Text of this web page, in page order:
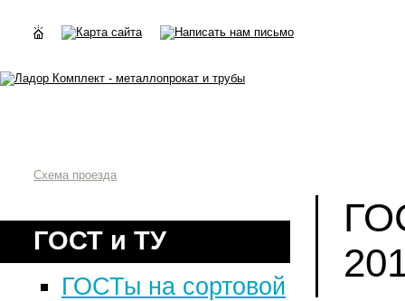
Схема проезда
ГОСТ и ТУ
ГОСТы на сортовой